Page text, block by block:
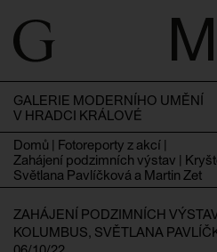
GALERIE MODERNÍHO UMĚNÍ
V HRADCI KRÁLOVÉ
Domů | Fotoreporty z akcí |
Zahájení podzimních výstav |
Světlana Pavlíčková a Martin Zet
ZAHÁJENÍ PODZIMNÍCH
KOLUMBUS, SVĚTLANA